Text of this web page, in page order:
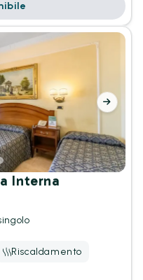
Interna
Riscaldamento